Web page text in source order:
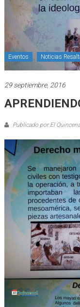
Eventos Noticias
29 septiembre, 2016
Publicado por:El